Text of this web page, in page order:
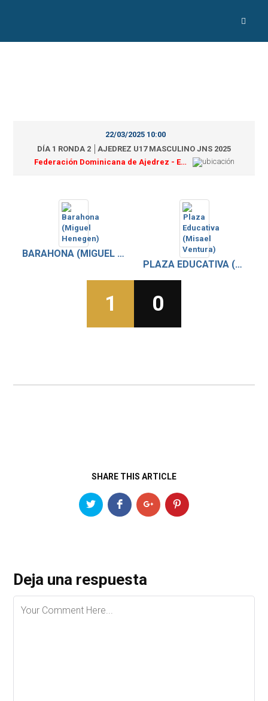
22/03/2025 10:00
DÍA 1 RONDA 2 │AJEDREZ U17 MASCULINO JNS 2025
Federación Dominicana de Ajedrez - Estadio Félix Sánchez
BARAHONA (MIGUEL HENEGEN)
PLAZA EDUCATIVA (MISAEL VENTURA)
1 0
SHARE THIS ARTICLE
Deja una respuesta